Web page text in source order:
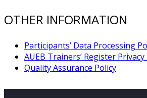
OTHER INFORMATION
Participants’ Data Processing
AUEB Trainers’ Register Privacy
Quality Assurance Policy